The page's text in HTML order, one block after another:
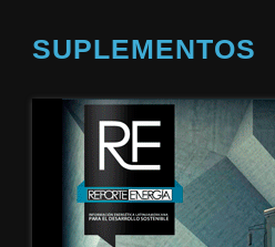
SUPLEMENTOS